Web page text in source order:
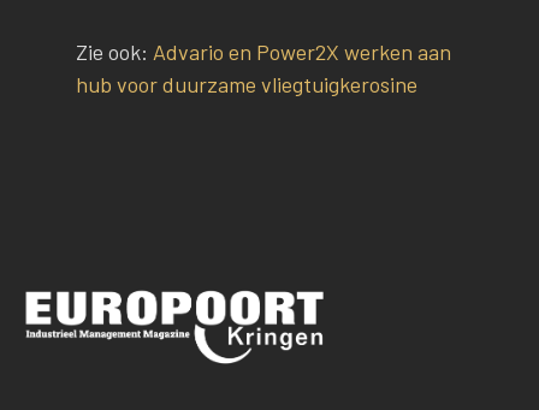
Zie ook: Advario en Power2X werken aan
hub voor duurzame vliegtuigkerosine